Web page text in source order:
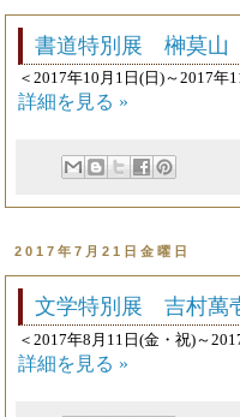
書道特別展 榊莫山
＜2017年10月1日(日)～2017年
詳細を見る »
2017年7月21日金曜日
文学特別展 吉村萬
＜2017年8月11日(金・祝)～
詳細を見る »